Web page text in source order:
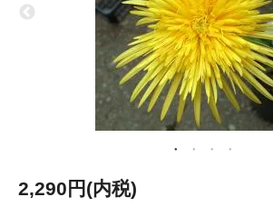
2,290円(内税)